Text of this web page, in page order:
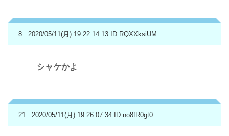
8 : 2020/05/11(月) 19:22:14.13 ID:RQXXksiUM
シャケかよ
21 : 2020/05/11(月) 19:26:07.34 ID:no8fR0gt0